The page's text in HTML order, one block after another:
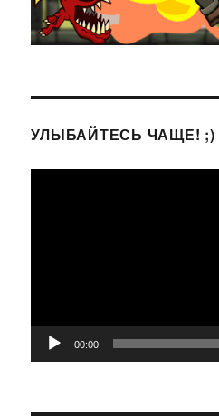
УЛЫБАЙТЕСЬ ЧАЩЕ! ;)
00:00